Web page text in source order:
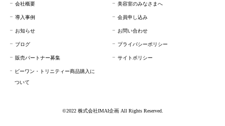
会社概要
導入事例
お知らせ
ブログ
販売パートナー募集
ビーワン・トリニティー商品購入に
ついて
美容室のみなさまへ
会員申し込み
お問い合わせ
プライバシーポリシー
サイトポリシー
©2022 株式会社IMAI企画 All Rights Reserved.